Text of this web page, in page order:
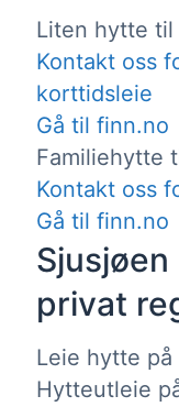
Liten hytte til
Kontakt oss
korttidsleie
Gå til finn.no
Familiehytte
Kontakt oss
Gå til finn.no
privat
Leie hytte på
Hytteutleie